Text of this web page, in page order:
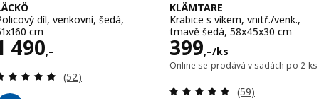
díl, venkovní, šedá,
cm
490,–
1490,–
Recenze: 4.9 z 5 hvězdy. Celkem recenzí:
(52)
KLÄMTARE
Krabice s víkem, vnitř./venk.,
tmavě šedá, 58x45x30 cm
399,–/ks
Cena 399,–/ks
Online se prodává v sadách po 2 ks
Recenze: 4.8 z
(59)